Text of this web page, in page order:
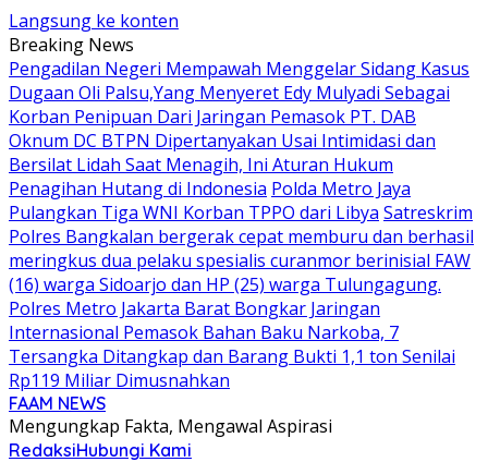
Langsung ke konten
Breaking News
Pengadilan Negeri Mempawah Menggelar Sidang Kasus
Dugaan Oli Palsu,Yang Menyeret Edy Mulyadi Sebagai
Korban Penipuan Dari Jaringan Pemasok PT. DAB
Oknum DC BTPN Dipertanyakan Usai Intimidasi dan
Bersilat Lidah Saat Menagih, Ini Aturan Hukum
Penagihan Hutang di Indonesia Polda Metro Jaya
Pulangkan Tiga WNI Korban TPPO dari Libya Satreskrim
Polres Bangkalan bergerak cepat memburu dan berhasil
meringkus dua pelaku spesialis curanmor berinisial FAW
(16) warga Sidoarjo dan HP (25) warga Tulungagung.
Polres Metro Jakarta Barat Bongkar Jaringan
Internasional Pemasok Bahan Baku Narkoba, 7
Tersangka Ditangkap dan Barang Bukti 1,1 ton Senilai
Rp119 Miliar Dimusnahkan
FAAM NEWS
Mengungkap Fakta, Mengawal Aspirasi
RedaksiHubungi Kami